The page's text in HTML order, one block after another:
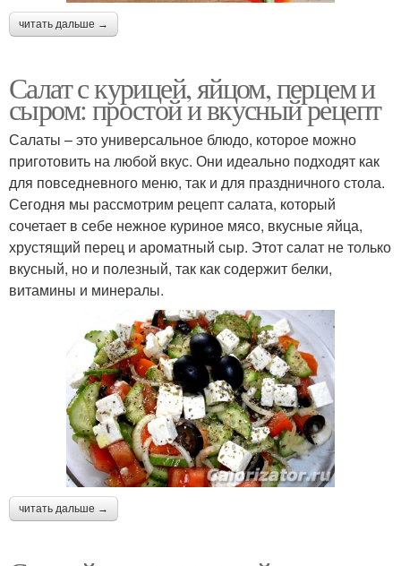
читать дальше →
Салат с курицей, яйцом, перцем и
сыром: простой и вкусный рецепт
Салаты – это универсальное блюдо, которое можно
приготовить на любой вкус. Они идеально подходят как
для повседневного меню, так и для праздничного стола.
Сегодня мы рассмотрим рецепт салата, который
сочетает в себе нежное куриное мясо, вкусные яйца,
хрустящий перец и ароматный сыр. Этот салат не только
вкусный, но и полезный, так как содержит белки,
витамины и минералы.
читать дальше →